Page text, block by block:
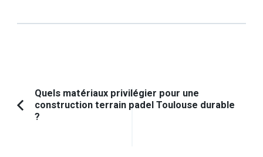
Navigation
d'article
Article
Quels matériaux privilégier pour une
construction terrain padel Toulouse durable
?